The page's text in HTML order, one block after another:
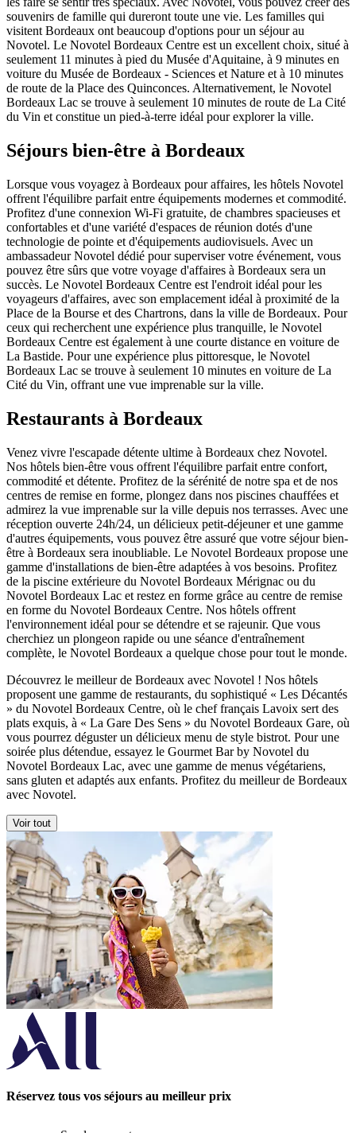
souvenirs de famille qui dureront toute une vie. Les familles qui
visitent Bordeaux ont beaucoup d'options pour un séjour au
Novotel. Le Novotel Bordeaux Centre est un excellent choix, situé à
seulement 11 minutes à pied du Musée d'Aquitaine, à 9 minutes en
voiture du Musée de Bordeaux - Sciences et Nature et à 10 minutes
de route de la Place des Quinconces. Alternativement, le Novotel
Bordeaux Lac se trouve à seulement 10 minutes de route de La Cité
du Vin et constitue un pied-à-terre idéal pour explorer la ville.
Séjours bien-être à Bordeaux
Lorsque vous voyagez à Bordeaux pour affaires, les hôtels Novotel
offrent l'équilibre parfait entre équipements modernes et commodité.
Profitez d'une connexion Wi-Fi gratuite, de chambres spacieuses et
confortables et d'une variété d'espaces de réunion dotés d'une
technologie de pointe et d'équipements audiovisuels. Avec un
ambassadeur Novotel dédié pour superviser votre événement, vous
pouvez être sûrs que votre voyage d'affaires à Bordeaux sera un
succès. Le Novotel Bordeaux Centre est l'endroit idéal pour les
voyageurs d'affaires, avec son emplacement idéal à proximité de la
Place de la Bourse et des Chartrons, dans la ville de Bordeaux. Pour
ceux qui recherchent une expérience plus tranquille, le Novotel
Bordeaux Centre est également à une courte distance en voiture de
La Bastide. Pour une expérience plus pittoresque, le Novotel
Bordeaux Lac se trouve à seulement 10 minutes en voiture de La
Cité du Vin, offrant une vue imprenable sur la ville.
Restaurants à Bordeaux
Venez vivre l'escapade détente ultime à Bordeaux chez Novotel.
Nos hôtels bien-être vous offrent l'équilibre parfait entre confort,
commodité et détente. Profitez de la sérénité de notre spa et de nos
centres de remise en forme, plongez dans nos piscines chauffées et
admirez la vue imprenable sur la ville depuis nos terrasses. Avec une
réception ouverte 24h/24, un délicieux petit-déjeuner et une gamme
d'autres équipements, vous pouvez être assuré que votre séjour bien-
être à Bordeaux sera inoubliable. Le Novotel Bordeaux propose une
gamme d'installations de bien-être adaptées à vos besoins. Profitez
de la piscine extérieure du Novotel Bordeaux Mérignac ou du
Novotel Bordeaux Lac et restez en forme grâce au centre de remise
en forme du Novotel Bordeaux Centre. Nos hôtels offrent
l'environnement idéal pour se détendre et se rajeunir. Que vous
cherchiez un plongeon rapide ou une séance d'entraînement
complète, le Novotel Bordeaux a quelque chose pour tout le monde.
Découvrez le meilleur de Bordeaux avec Novotel ! Nos hôtels
proposent une gamme de restaurants, du sophistiqué « Les Décantés
» du Novotel Bordeaux Centre, où le chef français Lavoix sert des
plats exquis, à « La Gare Des Sens » du Novotel Bordeaux Gare, où
vous pourrez déguster un délicieux menu de style bistrot. Pour une
soirée plus détendue, essayez le Gourmet Bar by Novotel du
Novotel Bordeaux Lac, avec une gamme de menus végétariens,
sans gluten et adaptés aux enfants. Profitez du meilleur de Bordeaux
avec Novotel.
Voir tout
Réservez tous vos séjours au meilleur prix